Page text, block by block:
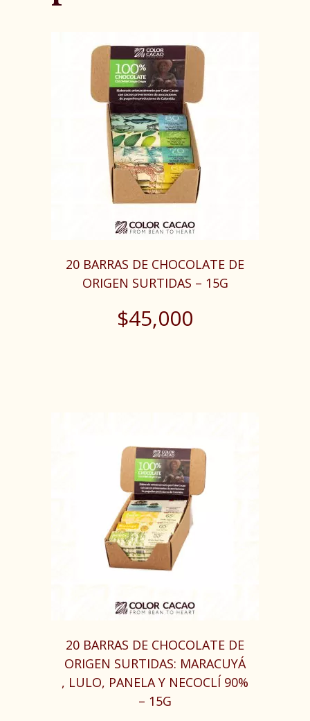
20 BARRAS DE CHOCOLATE DE
ORIGEN SURTIDAS – 15G
$45,000
20 BARRAS DE CHOCOLATE DE
ORIGEN SURTIDAS: MARACUYÁ
, LULO, PANELA Y NECOCLÍ 90%
– 15G